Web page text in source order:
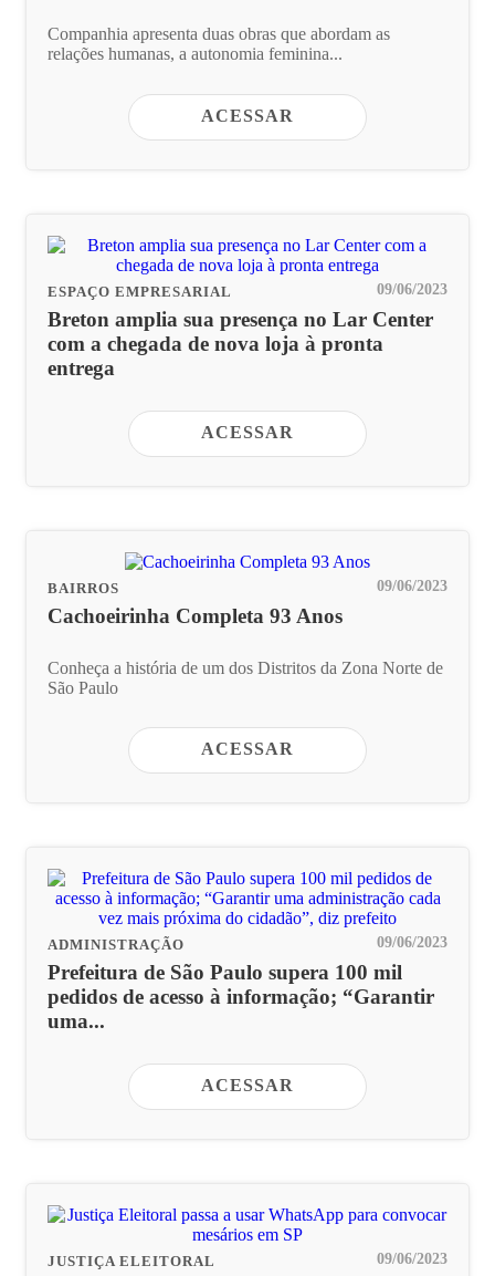
Companhia apresenta duas obras que abordam as
relações humanas, a autonomia feminina...
ACESSAR
ESPAÇO EMPRESARIAL 09/06/2023
Breton amplia sua presença no Lar Center
com a chegada de nova loja à pronta
entrega
ACESSAR
BAIRROS 09/06/2023
Cachoeirinha Completa 93 Anos
Conheça a história de um dos Distritos da Zona Norte de
São Paulo
ACESSAR
ADMINISTRAÇÃO 09/06/2023
Prefeitura de São Paulo supera 100 mil
pedidos de acesso à informação; “Garantir
uma...
ACESSAR
JUSTIÇA ELEITORAL 09/06/2023